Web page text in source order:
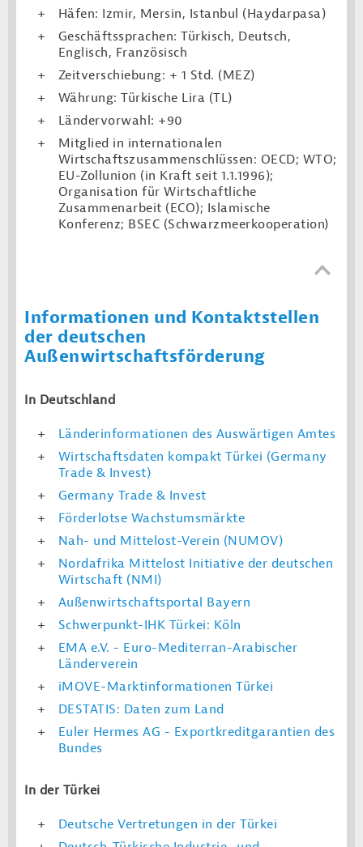
Häfen: Izmir, Mersin, Istanbul (Haydarpasa)
Geschäftssprachen: Türkisch, Deutsch,
Englisch, Französisch
Zeitverschiebung: + 1 Std. (MEZ)
Währung: Türkische Lira (TL)
Ländervorwahl: +90
Mitglied in internationalen
Wirtschaftszusammenschlüssen: OECD; WTO;
EU-Zollunion (in Kraft seit 1.1.1996);
Organisation für Wirtschaftliche
Zusammenarbeit (ECO); Islamische
Konferenz; BSEC (Schwarzmeerkooperation)
Informationen und Kontaktstellen
der deutschen
Außenwirtschaftsförderung
In Deutschland
Länderinformationen des Auswärtigen Amtes
Wirtschaftsdaten kompakt Türkei (Germany
Trade & Invest)
Germany Trade & Invest
Förderlotse Wachstumsmärkte
Nah- und Mittelost-Verein (NUMOV)
Nordafrika Mittelost Initiative der deutschen
Wirtschaft (NMI)
Außenwirtschaftsportal Bayern
Schwerpunkt-IHK Türkei: Köln
EMA e.V. - Euro-Mediterran-Arabischer
Länderverein
iMOVE-Marktinformationen Türkei
DESTATIS: Daten zum Land
Euler Hermes AG - Exportkreditgarantien des
Bundes
In der Türkei
Deutsche Vertretungen in der Türkei